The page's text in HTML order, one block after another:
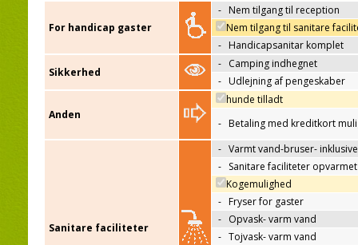
For handicap gaster
- Nem tilgang til reception
Nem tilgang til sanitare
- Handicapsanitar komplet
Sikkerhed
- Camping indhegnet
- Udlejning af pengeskaber
Anden
hunde tilladt
- Betaling med kreditkort
Sanitare faciliteter
- Varmt vand-bruser- inklusive
- Sanitare faciliteter opvarmet
Kogemulighed
- Fryser for gaster
- Opvask- varm vand
- Tojvask- varm vand